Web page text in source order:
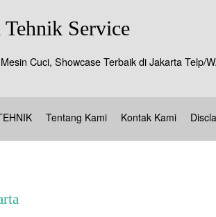
Service
Cuci, Showcase Terbaik di Jakarta Telp/
Tentang Kami Kontak Kami